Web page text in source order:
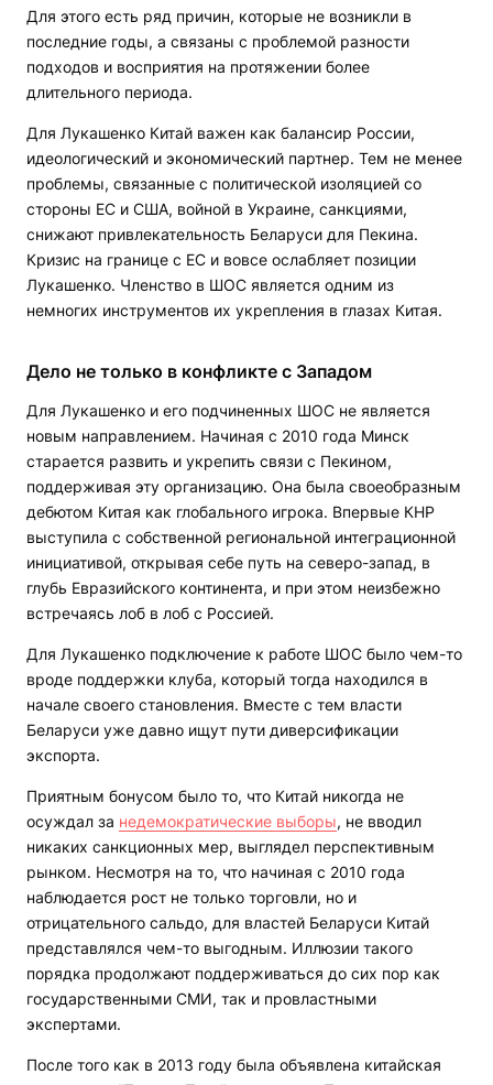
Для этого есть ряд причин, которые не возникли в
последние годы, а связаны с проблемой разности
подходов и восприятия на протяжении более
длительного периода.
Для Лукашенко Китай важен как балансир России,
идеологический и экономический партнер. Тем не менее
проблемы, связанные с политической изоляцией со
стороны ЕС и США, войной в Украине, санкциями,
снижают привлекательность Беларуси для Пекина.
Кризис на границе с ЕС и вовсе ослабляет позиции
Лукашенко. Членство в ШОС является одним из
немногих инструментов их укрепления в глазах Китая.
Дело не только в конфликте с Западом
Для Лукашенко и его подчиненных ШОС не является
новым направлением. Начиная с 2010 года Минск
старается развить и укрепить связи с Пекином,
поддерживая эту организацию. Она была своеобразным
дебютом Китая как глобального игрока. Впервые КНР
выступила с собственной региональной интеграционной
инициативой, открывая себе путь на северо-запад, в
глубь Евразийского континента, и при этом неизбежно
встречаясь лоб в лоб с Россией.
Для Лукашенко подключение к работе ШОС было чем-то
вроде поддержки клуба, который тогда находился в
начале своего становления. Вместе с тем власти
Беларуси уже давно ищут пути диверсификации
экспорта.
Приятным бонусом было то, что Китай никогда не
осуждал за недемократические выборы, не вводил
никаких санкционных мер, выглядел перспективным
рынком. Несмотря на то, что начиная с 2010 года
наблюдается рост не только торговли, но и
отрицательного сальдо, для властей Беларуси Китай
представлялся чем-то выгодным. Иллюзии такого
порядка продолжают поддерживаться до сих пор как
государственными СМИ, так и провластными
экспертами.
После того как в 2013 году была объявлена китайская